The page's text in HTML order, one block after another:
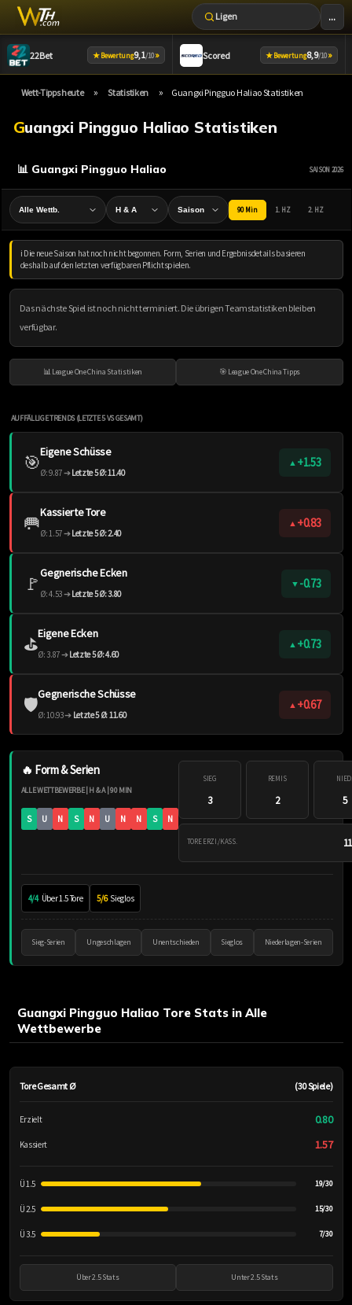
Zum
Inhalt
springen
Ligen ...
22Bet ★Bewertung9,1/10» Scored ★Bewertung8,9/10»
Wett-Tipps heute » Statistiken » Guangxi Pingguo Haliao Statistiken
Guangxi Pingguo Haliao Statistiken
📊 Guangxi Pingguo Haliao SAISON 2026
90 Min 1. HZ 2. HZ
ℹ️ Die neue Saison hat noch nicht begonnen. Form, Serien und Ergebnisdetails basieren
deshalb auf den letzten verfügbaren Pflichtspielen.
Das nächste Spiel ist noch nicht terminiert. Die übrigen Teamstatistiken bleiben
verfügbar.
📊 League One China Statistiken 🎯 League One China Tipps
AUFFÄLLIGE TRENDS (LETZTE 5 VS GESAMT)
🎯Eigene Schüsse
Ø: 9.87 ➔Letzte 5 Ø: 11.40
▲ +1.53
🥅Kassierte Tore
Ø: 1.57 ➔Letzte 5 Ø: 2.40
▲ +0.83
🚩Gegnerische Ecken
Ø: 4.53 ➔Letzte 5 Ø: 3.80
▼ -0.73
⛳️Eigene Ecken
Ø: 3.87 ➔Letzte 5 Ø: 4.60
▲ +0.73
🛡️Gegnerische Schüsse
Ø: 10.93 ➔ Letzte 5 Ø: 11.60
▲ +0.67
🔥 Form & Serien
ALLE WETTBEWERBE | H & A | 90 MIN
S U N S N U N N S N
SIEG
3
REMIS
2
NIED.
5
TORE ERZI./KASS.
4/4 Über 1.5 Tore 5/6 Sieglos
Sieg-Serien Ungeschlagen Unentschieden Sieglos Niederlagen-Serien
Guangxi Pingguo Haliao Tore Stats in Alle
Wettbewerbe
Tore Gesamt Ø (30 Spiele)
Erzielt 0.80
Kassiert 1.57
Ü 1.5 19/30
Ü 2.5 15/30
Ü 3.5 7/30
Über 2.5 Stats Unter 2.5 Stats